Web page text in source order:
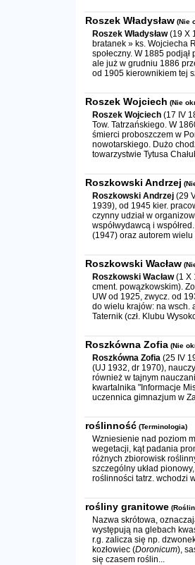
Roszek Władysław (Nie
Roszek Władysław(19 X
bratanek » ks. Wojciecha
społeczny. W 1885
ale już w grudniu 1886
od 1905 kierownikiem tej
Roszek Wojciech (Nie
Roszek Wojciech (17 IV
Tow. Tatrzańskiego. W
śmierci proboszczem w
nowotarskiego. Dużo
towarzystwie Tytusa
Roszkowski Andrzej
Roszkowski Andrzej (29
1939), od 1945 kier.
czynny udział w
współwydawcą i
(1947) oraz autorem wielu
Roszkowski Wacław
Roszkowski Wacław(1 X
cment. powązkowskim).
UW od 1925, zwycz. od
do wielu krajów: na wsch.
Taternik (czł. Klubu
Roszkówna Zofia (Nie
Roszkówna Zofia (25 IV
(UJ 1932, dr 1970),
również w tajnym
kwartalnika "Informacje
uczennica gimnazjum w
roślinność (Terminologia)
Wzniesienie nad poziom
wegetacji, kąt padania
różnych zbiorowisk
szczególny układ
roślinności tatrz. wchodzi
rośliny granitowe
Nazwa skrótowa,
występują na glebach
r.g. zalicza się np.
kozłowiec (Doronicum),
się czasem roślin...